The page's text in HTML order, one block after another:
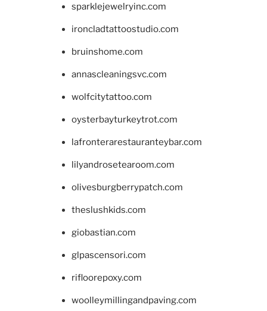
sparklejewelryinc.com
ironcladtattoostudio.com
bruinshome.com
annascleaningsvc.com
wolfcitytattoo.com
oysterbayturkeytrot.com
lafronterarestauranteybar.com
lilyandrosetearoom.com
olivesburgberrypatch.com
theslushkids.com
giobastian.com
glpascensori.com
rifloorepoxy.com
woolleymillingandpaving.com